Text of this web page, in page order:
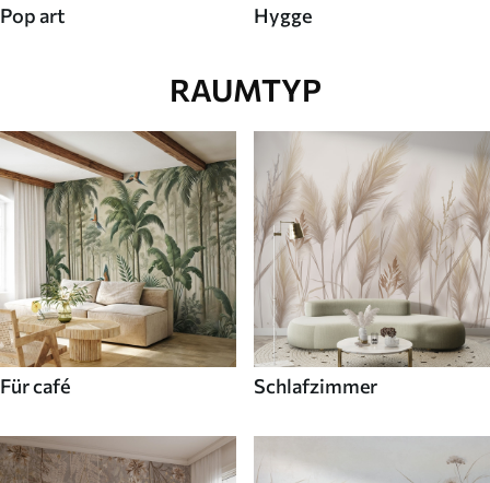
Pop art Hygge
RAUMTYP
Für café Schlafzimmer